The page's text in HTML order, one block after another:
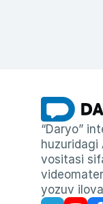
“Daryo”
vositasi
yozuv